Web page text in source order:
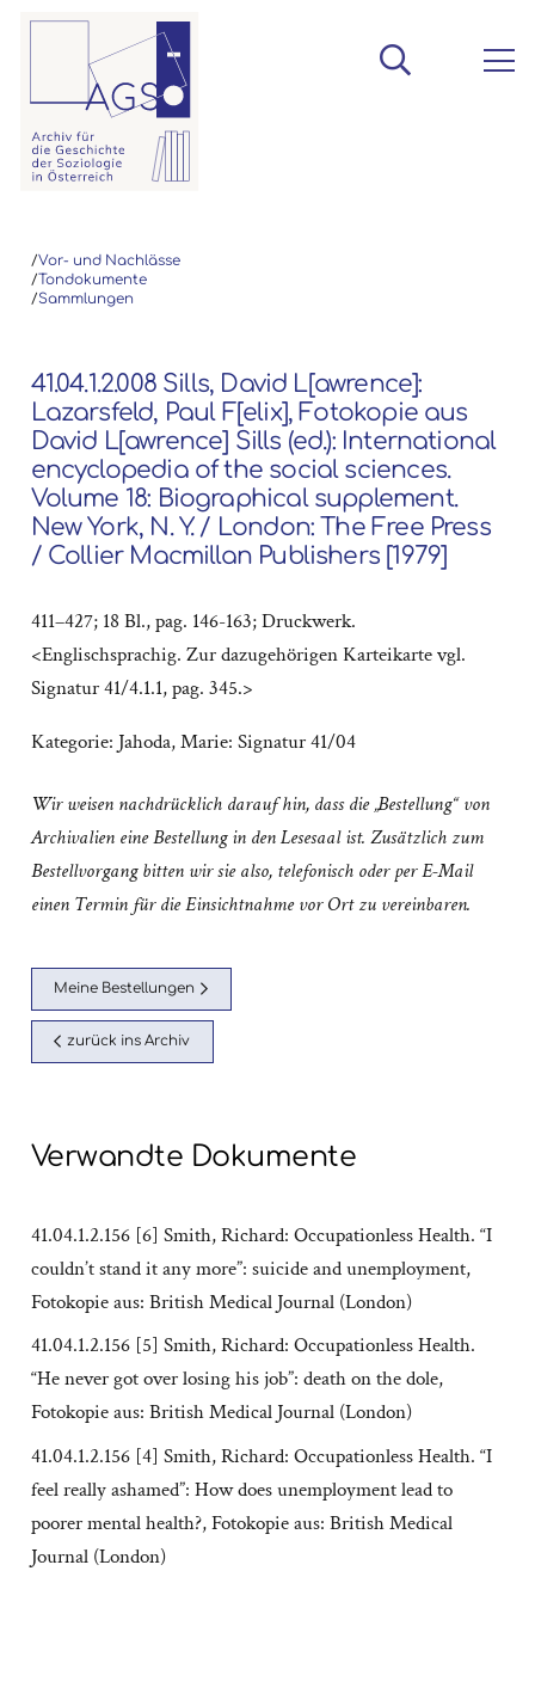
/Vor- und Nachlässe
/Tondokumente
/Sammlungen
41.04.1.2.008 Sills, David L[awrence]:
Lazarsfeld, Paul F[elix], Fotokopie aus
David L[awrence] Sills (ed.): International
encyclopedia of the social sciences.
Volume 18: Biographical supplement.
New York, N. Y. / London: The Free Press
/ Collier Macmillan Publishers [1979]
411–427; 18 Bl., pag. 146-163; Druckwerk.
<Englischsprachig. Zur dazugehörigen Karteikarte vgl.
Signatur 41/4.1.1, pag. 345.>
Kategorie: Jahoda, Marie: Signatur 41/04
Wir weisen nachdrücklich darauf hin, dass die „Bestellung“ von
Archivalien eine Bestellung in den Lesesaal ist. Zusätzlich zum
Bestellvorgang bitten wir sie also, telefonisch oder per E-Mail
einen Termin für die Einsichtnahme vor Ort zu vereinbaren.
Meine Bestellungen
zurück ins Archiv
Verwandte Dokumente
41.04.1.2.156 [6] Smith, Richard: Occupationless Health. “I
couldn’t stand it any more”: suicide and unemployment,
Fotokopie aus: British Medical Journal (London)
41.04.1.2.156 [5] Smith, Richard: Occupationless Health.
“He never got over losing his job”: death on the dole,
Fotokopie aus: British Medical Journal (London)
41.04.1.2.156 [4] Smith, Richard: Occupationless Health. “I
feel really ashamed”: How does unemployment lead to
poorer mental health?, Fotokopie aus: British Medical
Journal (London)